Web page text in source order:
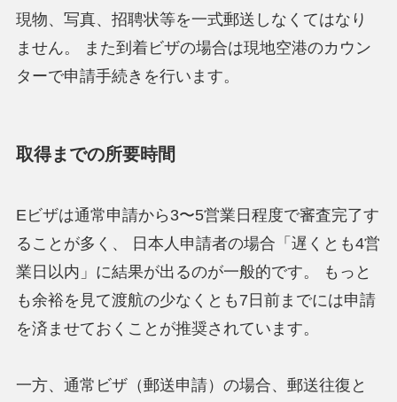
現物、写真、招聘状等を一式郵送しなくてはなり
ません。 また到着ビザの場合は現地空港のカウン
ターで申請手続きを行います。
取得までの所要時間
Eビザは通常申請から3〜5営業日程度で審査完了す
ることが多く、 日本人申請者の場合「遅くとも4営
業日以内」に結果が出るのが一般的です。 もっと
も余裕を見て渡航の少なくとも7日前までには申請
を済ませておくことが推奨されています。
一方、通常ビザ（郵送申請）の場合、郵送往復と